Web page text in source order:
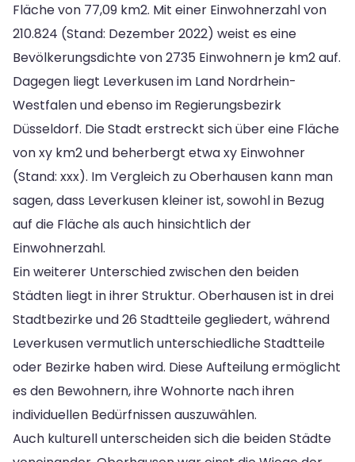
Fläche von 77,09 km2. Mit einer Einwohnerzahl von
210.824 (Stand: Dezember 2022) weist es eine
Bevölkerungsdichte von 2735 Einwohnern je km2 auf.
Dagegen liegt Leverkusen im Land Nordrhein-
Westfalen und ebenso im Regierungsbezirk
Düsseldorf. Die Stadt erstreckt sich über eine Fläche
von xy km2 und beherbergt etwa xy Einwohner
(Stand: xxx). Im Vergleich zu Oberhausen kann man
sagen, dass Leverkusen kleiner ist, sowohl in Bezug
auf die Fläche als auch hinsichtlich der
Einwohnerzahl.
Ein weiterer Unterschied zwischen den beiden
Städten liegt in ihrer Struktur. Oberhausen ist in drei
Stadtbezirke und 26 Stadtteile gegliedert, während
Leverkusen vermutlich unterschiedliche Stadtteile
oder Bezirke haben wird. Diese Aufteilung ermöglicht
es den Bewohnern, ihre Wohnorte nach ihren
individuellen Bedürfnissen auszuwählen.
Auch kulturell unterscheiden sich die beiden Städte